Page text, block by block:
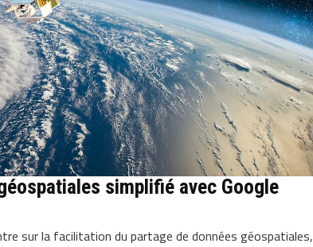
simplifié avec Google
sur la facilitation du partage de données géospatiales,